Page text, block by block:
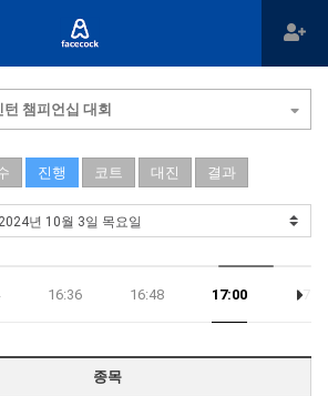
챔피언십 대회
진행 코트 대진 결과
16:36 16:48 17:00 17:12
종목